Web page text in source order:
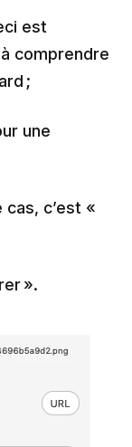
est
comprendre
;
une
c’est «
».